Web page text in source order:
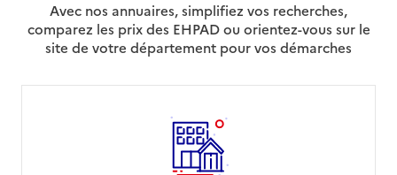
Avec nos annuaires, simplifiez vos recherches,
comparez les prix des EHPAD ou orientez-vous sur le
site de votre département pour vos démarches